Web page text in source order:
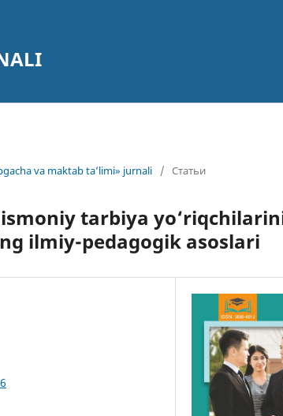
va maktab ta’limi» jurnali / Статьи
tarbiya
ilmiy-pedagogik asoslari